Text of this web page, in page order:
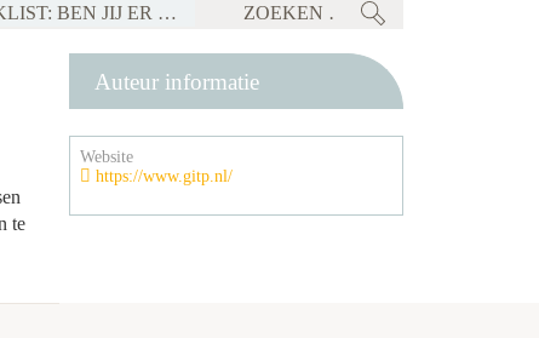
BEDRIJVEN MOETEN OP 1 JANUARI 2027 TRANSPARANT ZIJN OVER SALARISSEN. CHECKLIST: BEN JIJ ER KLAAR VOOR?
te
Auteur informatie
Website
https://www.gitp.nl/